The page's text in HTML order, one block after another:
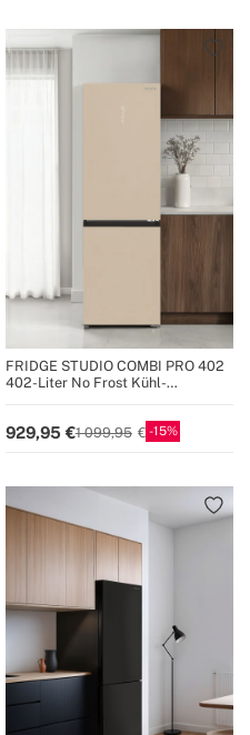
FRIDGE STUDIO COMBI PRO 402
402-Liter No Frost Kühl-
929,95 1 099,95 15